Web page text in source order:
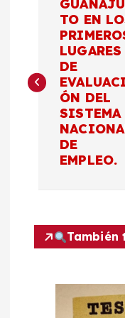
e
TO EN
LUGARES
DE
ÓN DEL
SISTEMA
DE
EMPLEO.